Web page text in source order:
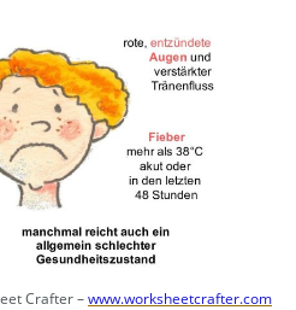
Crafter –www.worksheetcrafter.com